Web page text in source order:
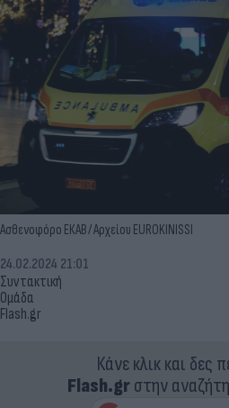
Ασθενοφόρο ΕΚΑΒ / Αρχείου EUROKINISSI
Συντακτική
Ομάδα
Flash.gr
24.02.2024 21:01
Κάνε κλικ και δες
Flash.grστην